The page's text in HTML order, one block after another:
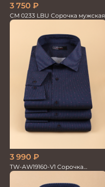
3 750 ₽
CM 0233 LBU Сорочка мужская
3 990 ₽
TW-AW19160-V1 Сорочка
мужская